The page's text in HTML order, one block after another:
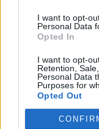
I want to opt-
Personal Data
Opted In
I want to opt-
Retention,
Personal Data
Purposes for
Opted Out
MÁR